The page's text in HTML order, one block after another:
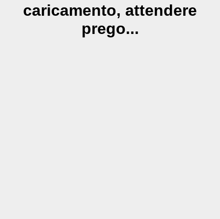
caricamento, attendere
prego...